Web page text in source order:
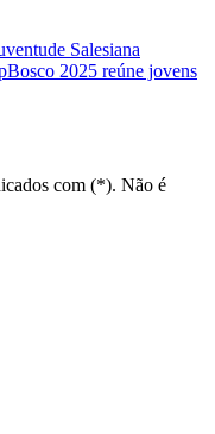
Salesiana
2025 reúne jovens
com (*). Não é